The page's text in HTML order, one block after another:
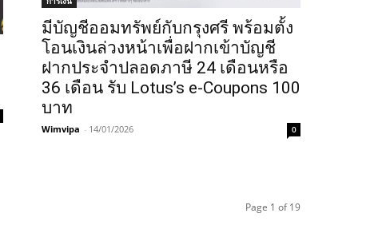
มีบัญชีออมทรัพย์กับกรุงศรี พร้อมตั้ง
โอนเงินล่วงหน้าเพื่อฝากเข้าบัญชี
ฝากประจำปลอดภาษี 24 เดือนหรือ
36 เดือน รับ Lotus’s e-Coupons 100
บาท
Wimvipa - 14/01/2026 0
Page 1 of 19